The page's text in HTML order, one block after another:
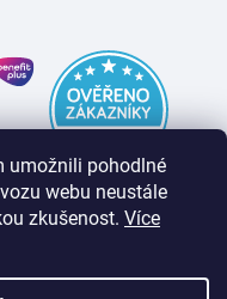
umožnili pohodlné
webu neustále
zkušenost. Více